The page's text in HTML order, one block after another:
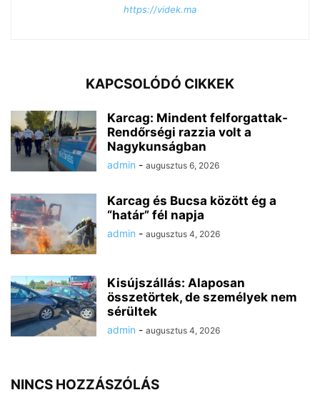
https://videk.ma
KAPCSOLÓDÓ CIKKEK
Karcag: Mindent felforgattak-
Rendőrségi razzia volt a
Nagykunságban
admin - augusztus 6, 2026
Karcag és Bucsa között ég a
“határ” fél napja
admin - augusztus 4, 2026
Kisújszállás: Alaposan
összetörtek, de személyek nem
sérültek
admin - augusztus 4, 2026
NINCS HOZZÁSZÓLÁS